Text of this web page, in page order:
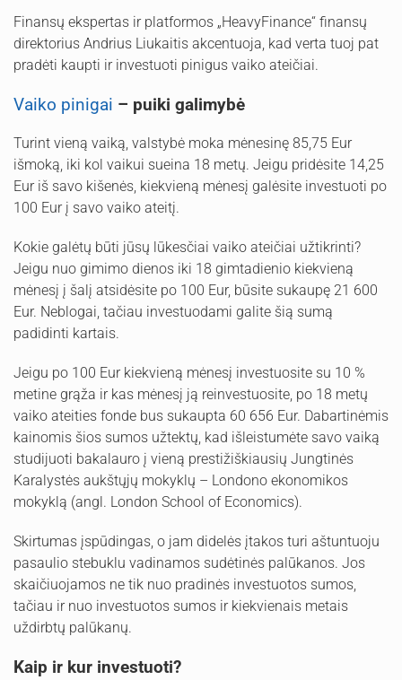
Finansų ekspertas ir platformos „HeavyFinance“ finansų
direktorius Andrius Liukaitis akcentuoja, kad verta tuoj pat
pradėti kaupti ir investuoti pinigus vaiko ateičiai.
Vaiko pinigai – puiki galimybė
Turint vieną vaiką, valstybė moka mėnesinę 85,75 Eur
išmoką, iki kol vaikui sueina 18 metų. Jeigu pridėsite 14,25
Eur iš savo kišenės, kiekvieną mėnesį galėsite investuoti po
100 Eur į savo vaiko ateitį.
Kokie galėtų būti jūsų lūkesčiai vaiko ateičiai užtikrinti?
Jeigu nuo gimimo dienos iki 18 gimtadienio kiekvieną
mėnesį į šalį atsidėsite po 100 Eur, būsite sukaupę 21 600
Eur. Neblogai, tačiau investuodami galite šią sumą
padidinti kartais.
Jeigu po 100 Eur kiekvieną mėnesį investuosite su 10 %
metine grąža ir kas mėnesį ją reinvestuosite, po 18 metų
vaiko ateities fonde bus sukaupta 60 656 Eur. Dabartinėmis
kainomis šios sumos užtektų, kad išleistumėte savo vaiką
studijuoti bakalauro į vieną prestižiškiausių Jungtinės
Karalystės aukštųjų mokyklų – Londono ekonomikos
mokyklą (angl. London School of Economics).
Skirtumas įspūdingas, o jam didelės įtakos turi aštuntuoju
pasaulio stebuklu vadinamos sudėtinės palūkanos. Jos
skaičiuojamos ne tik nuo pradinės investuotos sumos,
tačiau ir nuo investuotos sumos ir kiekvienais metais
uždirbtų palūkanų.
Kaip ir kur investuoti?